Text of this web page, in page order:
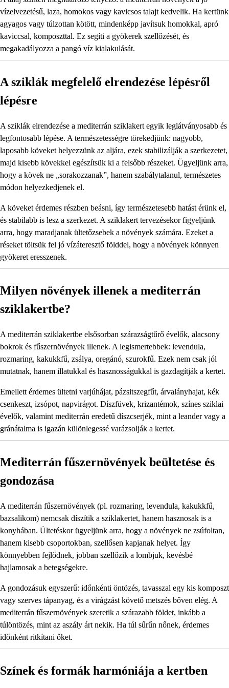
vízelvezetésű, laza, homokos vagy kavicsos talajt kedvelik. Ha kertünk
agyagos vagy túlzottan kötött, mindenképp javítsuk homokkal, apró
kaviccsal, komposzttal. Ez segíti a gyökerek szellőzését, és
megakadályozza a pangó víz kialakulását.
A sziklák megfelelő elrendezése lépésről
lépésre
A sziklák elrendezése a mediterrán sziklakert egyik leglátványosabb és
legfontosabb lépése. A természetességre törekedjünk: nagyobb,
laposabb köveket helyezzünk az aljára, ezek stabilizálják a szerkezetet,
majd kisebb kövekkel egészítsük ki a felsőbb részeket. Ügyeljünk arra,
hogy a kövek ne „sorakozzanak”, hanem szabálytalanul, természetes
módon helyezkedjenek el.
A köveket érdemes részben beásni, így természetesebb hatást érünk el,
és stabilabb is lesz a szerkezet. A sziklakert tervezésekor figyeljünk
arra, hogy maradjanak ültetőzsebek a növények számára. Ezeket a
réseket töltsük fel jó vízáteresztő földdel, hogy a növények könnyen
gyökeret eresszenek.
Milyen növények illenek a mediterrán
sziklakertbe?
A mediterrán sziklakertbe elsősorban szárazságtűrő évelők, alacsony
bokrok és fűszernövények illenek. A legismertebbek: levendula,
rozmaring, kakukkfű, zsálya, oregánó, szurokfű. Ezek nem csak jól
mutatnak, hanem illatukkal és hasznosságukkal is gazdagítják a kertet.
Emellett érdemes ültetni varjúhájat, pázsitszegfűt, árvalányhajat, kék
csenkeszt, izsópot, napvirágot. Díszfüvek, krizantémok, színes sziklai
évelők, valamint mediterrán eredetű díszcserjék, mint a leander vagy a
gránátalma is igazán különlegessé varázsolják a kertet.
Mediterrán fűszernövények beültetése és
gondozása
A mediterrán fűszernövények (pl. rozmaring, levendula, kakukkfű,
bazsalikom) nemcsak díszítik a sziklakertet, hanem hasznosak is a
konyhában. Ültetéskor ügyeljünk arra, hogy a növények ne zsúfoltan,
hanem kisebb csoportokban, szellősen kapjanak helyet. Így
könnyebben fejlődnek, jobban szellőzik a lombjuk, kevésbé
hajlamosak a betegségekre.
A gondozásuk egyszerű: időnkénti öntözés, tavasszal egy kis komposzt
vagy szerves tápanyag, és a virágzást követő metszés bőven elég. A
mediterrán fűszernövények szeretik a szárazabb földet, inkább a
túlöntözés, mint az aszály árt nekik. Ha túl sűrűn nőnek, érdemes
időnként ritkítani őket.
Színek és formák harmóniája a kertben